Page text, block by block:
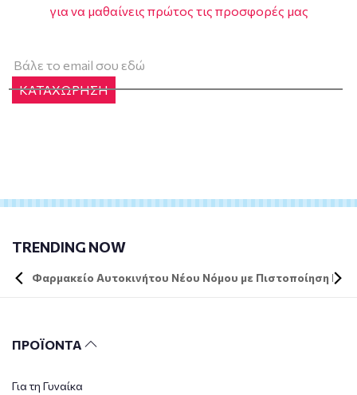
για να μαθαίνεις πρώτος τις προσφορές μας
ΚΑΤΑΧΩΡΗΣΗ
TRENDING NOW
Φαρμακείο Αυτοκινήτου Νέου Νόμου με Πιστοποίηση DIN
ΠΡΟΪΟΝΤΑ
Για τη Γυναίκα